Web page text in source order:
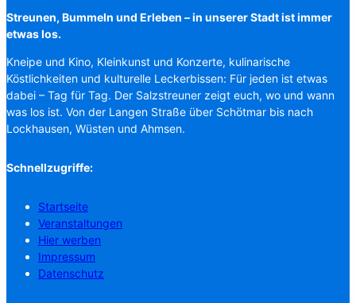
Streunen, Bummeln und Erleben – in unserer Stadt ist immer
etwas los.
Kneipe und Kino, Kleinkunst und Konzerte, kulinarische
Köstlichkeiten und kulturelle Leckerbissen: Für jeden ist etwas
dabei – Tag für Tag. Der Salzstreuner zeigt euch, wo und wann
was los ist. Von der Langen Straße über Schötmar bis nach
Lockhausen, Wüsten und Ahmsen.
Schnellzugriffe:
Startseite
Veranstaltungen
Hier werben
Impressum
Datenschutz